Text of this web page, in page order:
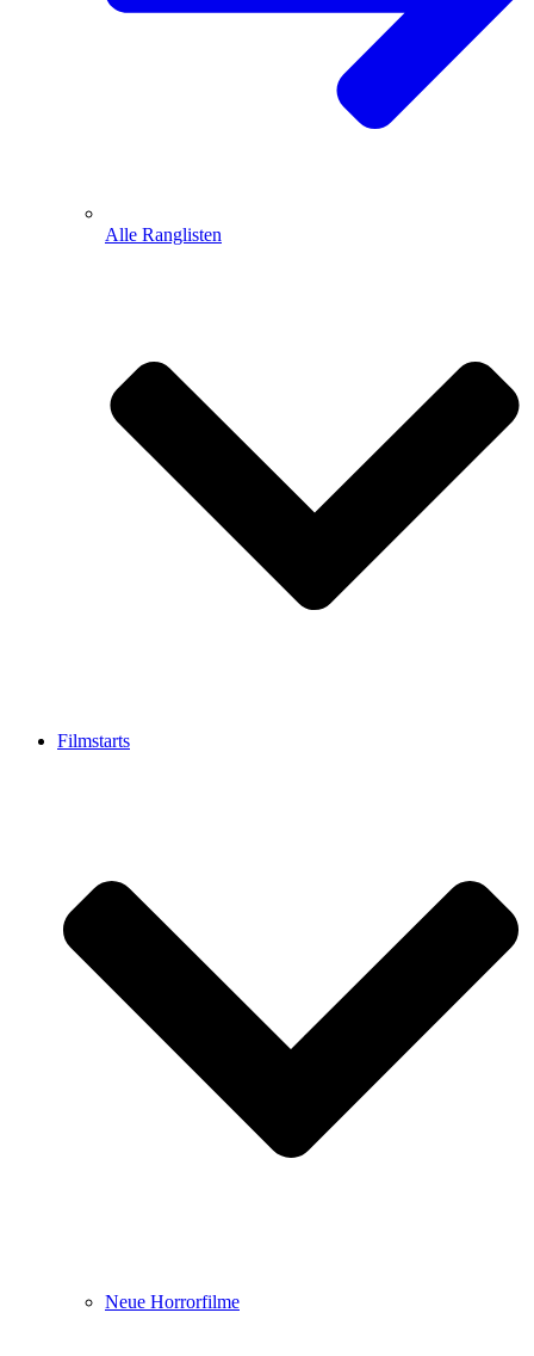
Alle Ranglisten
Filmstarts
Neue Horrorfilme